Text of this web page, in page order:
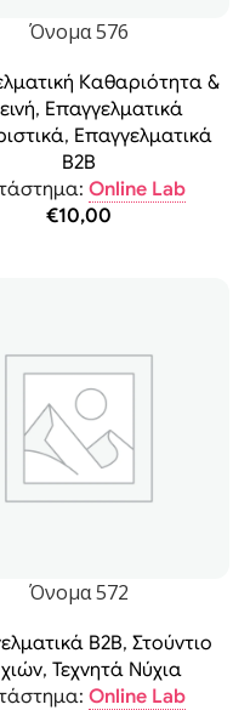
Όνομα 576
Καθαριότητα &
, Επαγγελματικά
, Επαγγελματικά
B2B
Online Lab
€10,00
Όνομα 572
B2B,Στούντιο
, Τεχνητά Νύχια
Online Lab